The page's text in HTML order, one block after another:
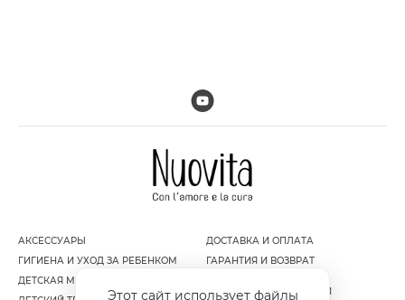
АКСЕССУАРЫ
ГИГИЕНА И УХОД ЗА РЕБЕНКОМ
ДЕТСКАЯ МЕБЕЛЬ
ДОСТАВКА И ОПЛАТА
ГАРАНТИЯ И ВОЗВРАТ
КОНФИДЕНЦИАЛЬНОСТИ
Этот сайт использует файлы